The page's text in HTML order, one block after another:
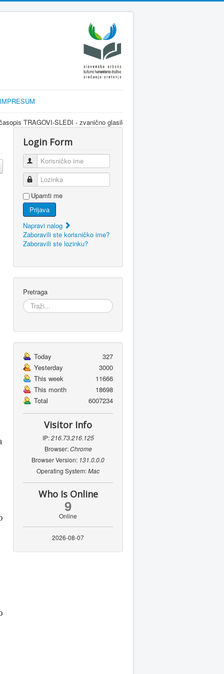
IMPRESUM
SLEDI - zvanično glasilo srpske dijaspore za informisanje Srba
Login Form
Korisničko ime
Lozinka
Upamti me
Prijava
Napravi nalog
Zaboravili ste korisničko ime?
Zaboravili ste lozinku?
Pretraga
Today
327
Yesterday
3000
This week
11666
This month
18698
Total
6007234
Visitor Info
IP:216.73.216.125
Browser:Chrome
Browser Version: 131.0.0.0
Operating System:Mac
Who Is Online
9
Online
2026-08-07